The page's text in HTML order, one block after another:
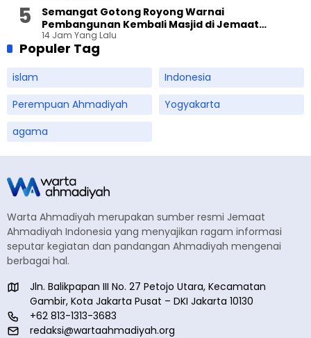
Semangat Gotong Royong Warnai
Pembangunan Kembali Masjid di Jemaat
Ahmadiyah Sukapura
14 Jam Yang Lalu
Populer Tag
islam
Indonesia
Perempuan Ahmadiyah
Yogyakarta
agama
Warta Ahmadiyah merupakan sumber resmi Jemaat
Ahmadiyah Indonesia yang menyajikan ragam informasi
seputar kegiatan dan pandangan Ahmadiyah mengenai
berbagai hal.
Jln. Balikpapan III No. 27 Petojo Utara, Kecamatan
Gambir, Kota Jakarta Pusat – DKI Jakarta 10130
+62 813-1313-3683
redaksi@wartaahmadiyah.org